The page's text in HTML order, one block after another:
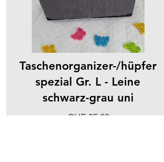
Taschenorganizer-/hüpfer
spezial Gr. L - Leine
schwarz-grau uni
CHF 85.00